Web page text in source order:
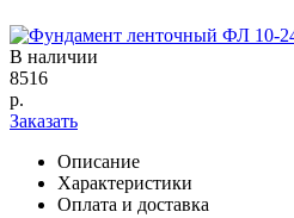
В наличии
8516
р.
Заказать
Описание
Характеристики
Оплата и доставка